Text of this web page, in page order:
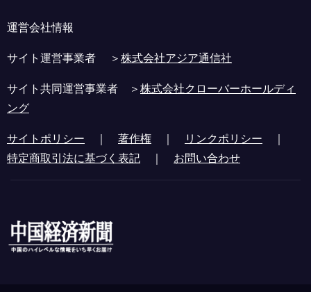
運営会社情報
サイト運営事業者 ＞株式会社アジア通信社
サイト共同運営事業者 ＞株式会社クローバーホールディ
ング
サイトポリシー ｜ 著作権 ｜ リンクポリシー ｜
特定商取引法に基づく表記 ｜ お問い合わせ